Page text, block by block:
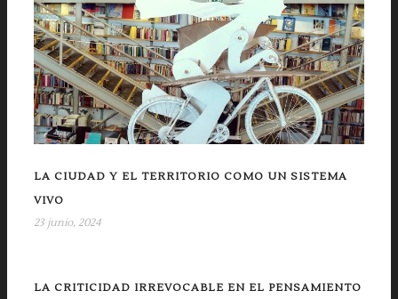
LA CIUDAD Y EL TERRITORIO COMO UN SISTEMA
VIVO
23 junio, 2024
LA CRITICIDAD IRREVOCABLE EN EL PENSAMIENTO